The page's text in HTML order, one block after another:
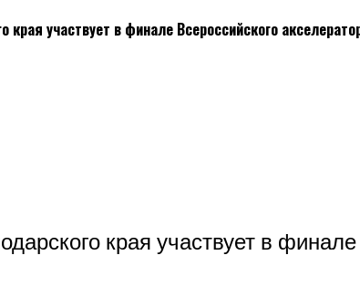
края участвует в финале Всероссийского
края участвует в